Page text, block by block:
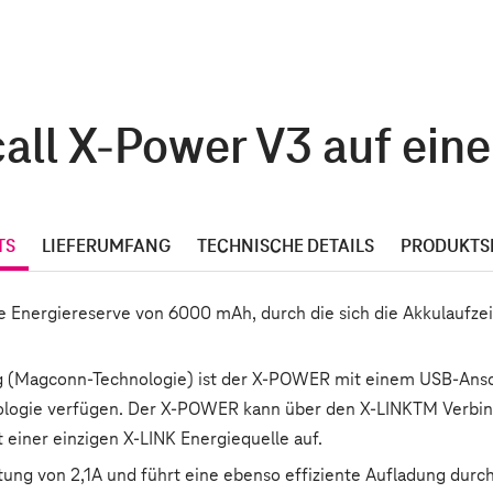
X-Power V3 auf
LIEFERUMFANG TECHNISCHE DETAILS
von 6000 mAh, durch die sich die
Technologie) ist der X-POWER mit einem USB-
verfügen. Der X-POWER kann über den X-LINKTM
einzigen X-LINK Energiequelle auf.
von 2,1A und führt eine ebenso effiziente Aufladung